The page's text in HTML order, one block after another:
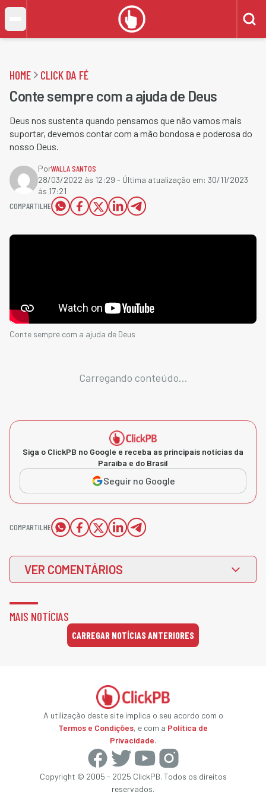
HOME CLICK DA FÉ
Conte sempre com a ajuda de Deus
Deus nos sustenta quando pensamos que não vamos mais
suportar, devemos contar com a mão bondosa e poderosa do
nosso Deus.
PorWALLA SANTOS
28/03/2022 às 12:29 - Última atualização em: 30/11/2023
às 17:21
COMPARTILHE
Conte sempre com a ajuda de Deus
Carregando conteúdo...
Siga o ClickPB no Google e receba as principais notícias da
Paraíba e do Brasil
Seguir no Google
COMPARTILHE
VER COMENTÁRIOS
MAIS NOTÍCIAS
CARREGAR NOTÍCIAS ANTERIORES
A utilização deste site implica o seu acordo com o
Termos e Condições, e com a Política de
Privacidade.
Copyright © 2005 - 2025 ClickPB. Todos os direitos
reservados.